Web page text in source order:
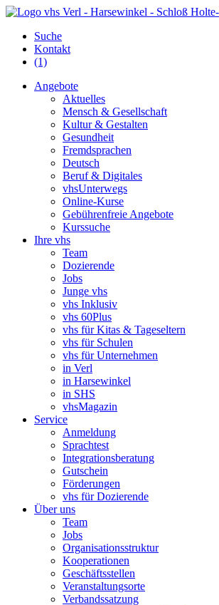
Suche
Kontakt
(1)
Angebote
Aktuelles
Mensch & Gesellschaft
Kultur & Gestalten
Gesundheit
Fremdsprachen
Deutsch
Beruf & Digitales
vhsUnterwegs
Online-Kurse
Gebührenfreie Angebote
Kurssuche
Ihre vhs
Team
Dozierende
Jobs
Junge vhs
vhs Inklusiv
vhs 60Plus
vhs für Kitas & Tageseltern
vhs für Schulen
vhs für Unternehmen
in Verl
in Harsewinkel
in SHS
vhsMagazin
Service
Anmeldung
Sprachtest
Integrationsberatung
Gutschein
Förderungen
vhs für Dozierende
Über uns
Team
Jobs
Organisationsstruktur
Kooperationen
Geschäftsstellen
Veranstaltungsorte
Verbandssatzung